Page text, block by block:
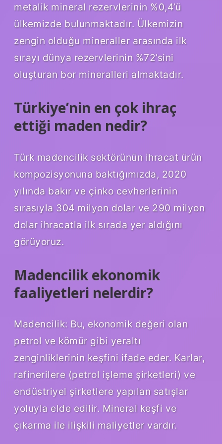
metalik mineral rezervlerinin %0,4’ü
ülkemizde bulunmaktadır. Ülkemizin
zengin olduğu mineraller arasında ilk
sırayı dünya rezervlerinin %72’sini
oluşturan bor mineralleri almaktadır.
Türkiye’nin en çok ihraç
ettiği maden nedir?
Türk madencilik sektörünün ihracat ürün
kompozisyonuna baktığımızda, 2020
yılında bakır ve çinko cevherlerinin
sırasıyla 304 milyon dolar ve 290 milyon
dolar ihracatla ilk sırada yer aldığını
görüyoruz.
Madencilik ekonomik
faaliyetleri nelerdir?
Madencilik: Bu, ekonomik değeri olan
petrol ve kömür gibi yeraltı
zenginliklerinin keşfini ifade eder. Karlar,
rafinerilere (petrol işleme şirketleri) ve
endüstriyel şirketlere yapılan satışlar
yoluyla elde edilir. Mineral keşfi ve
çıkarma ile ilişkili maliyetler vardır.